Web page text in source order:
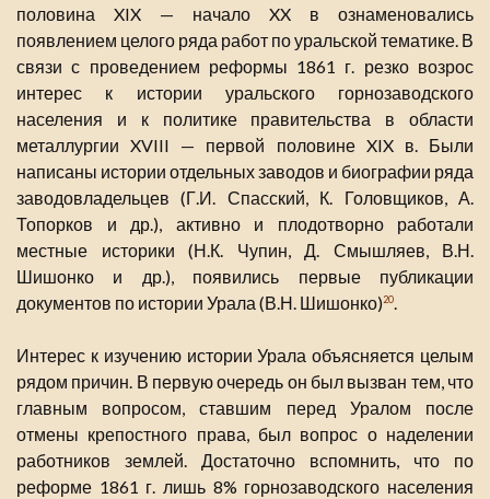
половина XIX — начало XX в ознаменовались
появлением целого ряда работ по уральской тематике. В
связи с проведением реформы 1861 г. резко возрос
интерес к истории уральского горнозаводского
населения и к политике правительства в области
металлургии XVIII — первой половине XIX в. Были
написаны истории отдельных заводов и биографии ряда
заводовладельцев (Г.И. Спасский, К. Головщиков, А.
Топорков и др.), активно и плодотворно работали
местные историки (Н.К. Чупин, Д. Смышляев, В.Н.
Шишонко и др.), появились первые публикации
документов по истории Урала (В.Н. Шишонко)20.
Интерес к изучению истории Урала объясняется целым
рядом причин. В первую очередь он был вызван тем, что
главным вопросом, ставшим перед Уралом после
отмены крепостного права, был вопрос о наделении
работников землей. Достаточно вспомнить, что по
реформе 1861 г. лишь 8% горнозаводского населения